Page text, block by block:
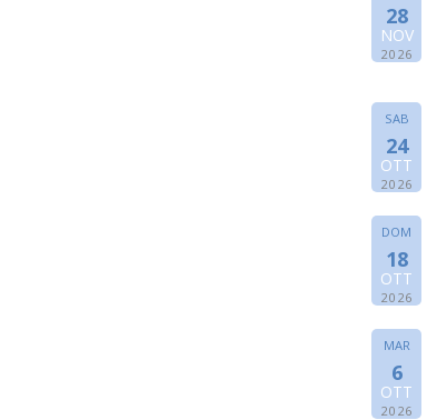
28
NOV
2026
SAB
24
OTT
2026
DOM
18
OTT
2026
MAR
6
OTT
2026